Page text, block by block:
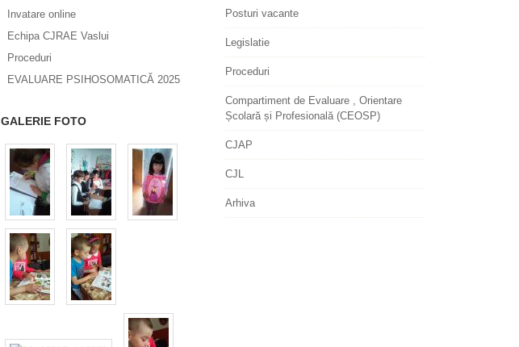
Invatare online
Echipa CJRAE Vaslui
Proceduri
EVALUARE PSIHOSOMATICĂ 2025
GALERIE FOTO
Posturi vacante
Legislatie
Proceduri
Compartiment de Evaluare , Orientare
Școlară și Profesională (CEOSP)
CJAP
CJL
Arhiva